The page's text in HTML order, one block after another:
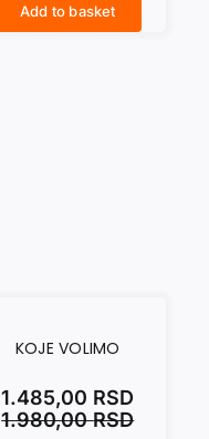
Add to basket
KOJE VOLIMO
1.980,00RSD
1.485,00 RSD